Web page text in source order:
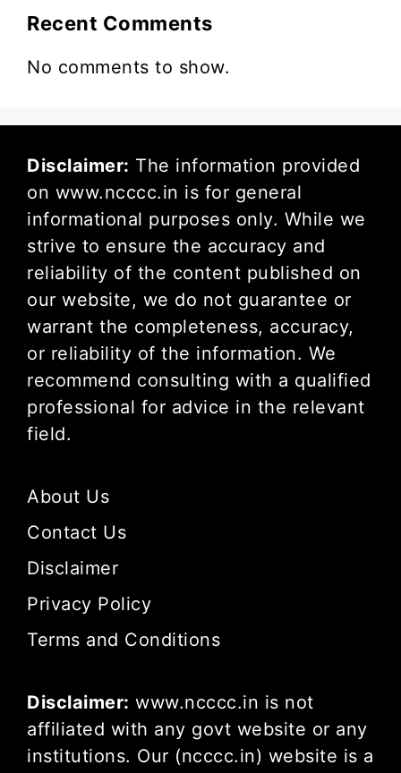
Recent Comments
No comments to show.
Disclaimer: The information provided
on www.ncccc.in is for general
informational purposes only. While we
strive to ensure the accuracy and
reliability of the content published on
our website, we do not guarantee or
warrant the completeness, accuracy,
or reliability of the information. We
recommend consulting with a qualified
professional for advice in the relevant
field.
About Us
Contact Us
Disclaimer
Privacy Policy
Terms and Conditions
Disclaimer: www.ncccc.in is not
affiliated with any govt website or any
institutions. Our (ncccc.in) website is a